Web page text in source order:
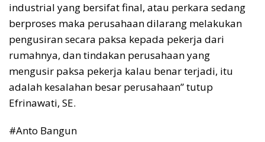
industrial yang bersifat final, atau perkara sedang
berproses maka perusahaan dilarang melakukan
pengusiran secara paksa kepada pekerja dari
rumahnya, dan tindakan perusahaan yang
mengusir paksa pekerja kalau benar terjadi, itu
adalah kesalahan besar perusahaan” tutup
Efrinawati, SE.
#Anto Bangun